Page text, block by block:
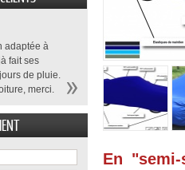
En
adaptée à
fait ses
de pluie.
merci.